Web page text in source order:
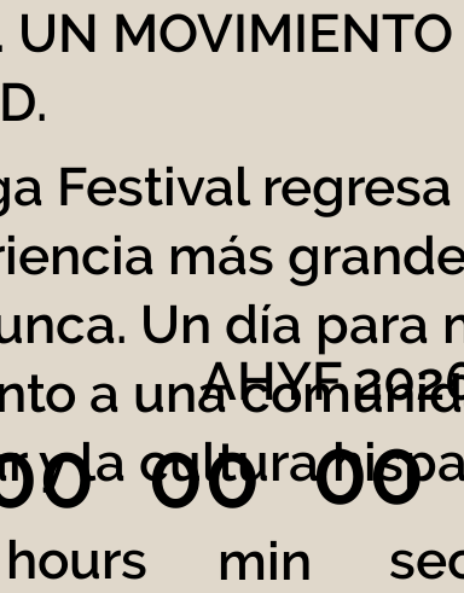
MOVIMIENTO
Festival
más
Un día para
a una
y la cultura
AHYF
hours
00
min
00